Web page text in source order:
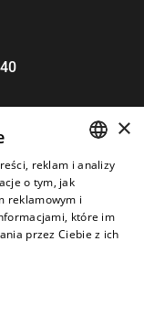
ENGLISH
×
reklam i analizy
o tym, jak
reklamowym i
które im
przez Ciebie z ich